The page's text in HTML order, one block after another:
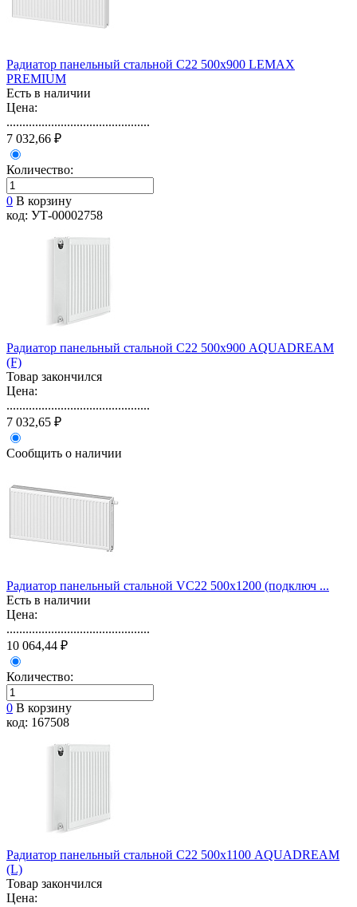
Радиатор панельный стальной С22 500х900 LEMAX
PREMIUM
Есть в наличии
Цена:
.............................................
7 032,66 ₽
Количество:
0 В корзину
код: УТ-00002758
Радиатор панельный стальной С22 500х900 AQUADREAM
(F)
Товар закончился
Цена:
.............................................
7 032,65 ₽
Сообщить о наличии
Радиатор панельный стальной VС22 500х1200 (подключ ...
Есть в наличии
Цена:
.............................................
10 064,44 ₽
Количество:
0 В корзину
код: 167508
Радиатор панельный стальной С22 500х1100 AQUADREAM
(L)
Товар закончился
Цена: